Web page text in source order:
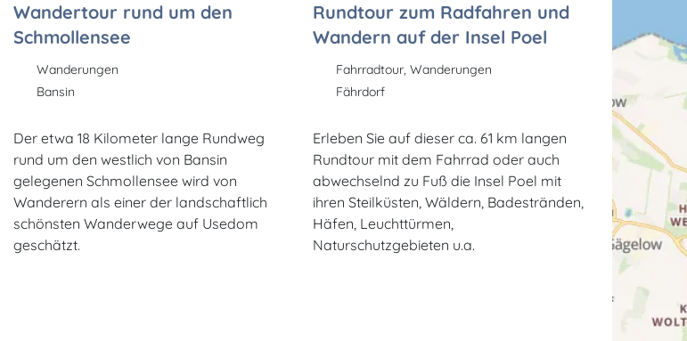
Wandertour rund um den
Schmollensee
Wanderungen
Bansin
Der etwa 18 Kilometer lange Rundweg
rund um den westlich von Bansin
gelegenen Schmollensee wird von
Wanderern als einer der landschaftlich
schönsten Wanderwege auf Usedom
geschätzt.
Rundtour zum Radfahren und
Wandern auf der Insel Poel
Fahrradtour, Wanderungen
Fährdorf
Erleben Sie auf dieser ca. 61 km langen
Rundtour mit dem Fahrrad oder auch
abwechselnd zu Fuß die Insel Poel mit
ihren Steilküsten, Wäldern, Badestränden,
Häfen, Leuchttürmen,
Naturschutzgebieten u.a.